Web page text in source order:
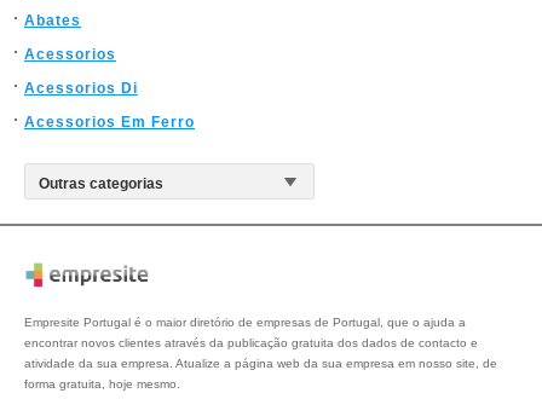
Abates
Acessorios
Acessorios Di
Acessorios Em Ferro
Empresite Portugal é o maior diretório de empresas de Portugal, que o ajuda a
encontrar novos clientes através da publicação gratuita dos dados de contacto e
atividade da sua empresa. Atualize a página web da sua empresa em nosso site, de
forma gratuita, hoje mesmo.